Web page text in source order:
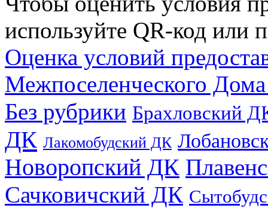
используйте QR-код или
Оценка условий
Межпоселенческого
Без рубрики Брахловский
ДК Лакомобудский ДК
Новоропский ДК
Сачковичский ДК